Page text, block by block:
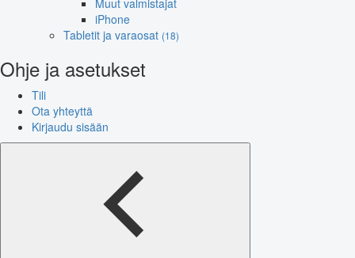
iPhone
Tabletit ja varaosat (18)
Ohje ja asetukset
Tili
Ota yhteyttä
Kirjaudu sisään